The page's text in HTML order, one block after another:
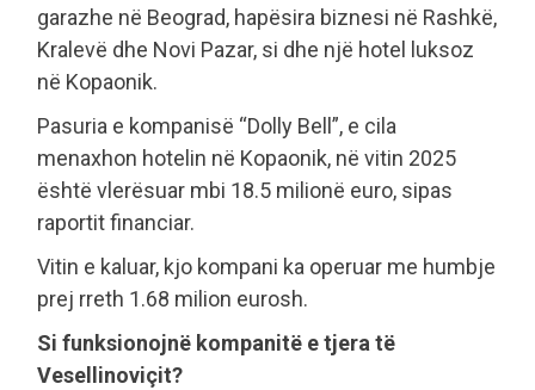
garazhe në Beograd, hapësira biznesi në Rashkë,
Kralevë dhe Novi Pazar, si dhe një hotel luksoz
në Kopaonik.
Pasuria e kompanisë “Dolly Bell”, e cila
menaxhon hotelin në Kopaonik, në vitin 2025
është vlerësuar mbi 18.5 milionë euro, sipas
raportit financiar.
Vitin e kaluar, kjo kompani ka operuar me humbje
prej rreth 1.68 milion eurosh.
Si funksionojnë kompanitë e tjera të
Vesellinoviçit?